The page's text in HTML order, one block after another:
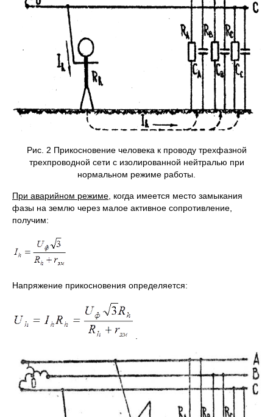
Рис. 2 Прикосновение человека к проводу трехфазной
трехпроводной сети с изолированной нейтралью при
нормальном режиме работы.
При аварийном режиме , когда имеется место замыкания
фазы на землю через малое активное сопротивление,
получим:
Напряжение прикосновения определяется: